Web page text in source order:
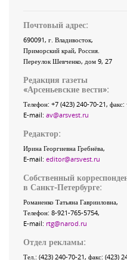
Почтовый адрес:
690091, г. Владивосток,
Приморский край, Россия
Переулок Шевченко, дом 9, 27
Редакция газеты
«Арсеньевские вести»:
Телефон: +7 (423) 240-70-21, факс:
E-mail: av@arsvest.ru
Редактор:
Ирина Георгиевна Гребнёва,
E-mail: editor@arsvest.ru
Собственный
в Санкт-Петербурге:
Романенко Татьяна Гаврииловна,
Телефон: 8-921-765-5754,
E-mail: rtg@narod.ru
Отдел рекламы:
Тел.: (423) 240-70-21, факс: (423)